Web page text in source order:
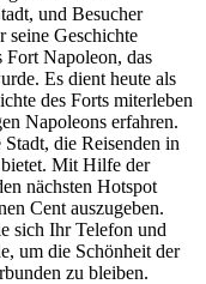
und Besucher
seine Geschichte
Napoleon, das
Es dient heute als
des Forts miterleben
Napoleons erfahren.
Stadt, die Reisenden in
Mit Hilfe der
nächsten Hotspot
Cent auszugeben.
sich Ihr Telefon und
um die Schönheit der
zu bleiben.